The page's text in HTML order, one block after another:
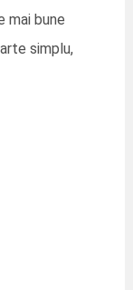
mai bune
simplu,